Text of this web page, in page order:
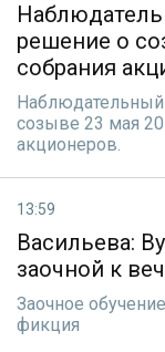
решение о
собрания
созыве 23 мая
акционеров.
13:59
Васильева:
заочной к
Заочное
фикция